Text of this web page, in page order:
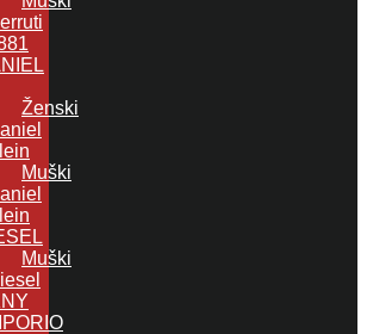
Ženski
Muški
Muški